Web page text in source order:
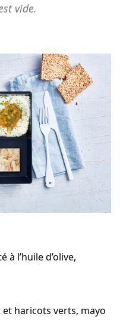
vide.
l’huile d’olive,
haricots verts, mayo